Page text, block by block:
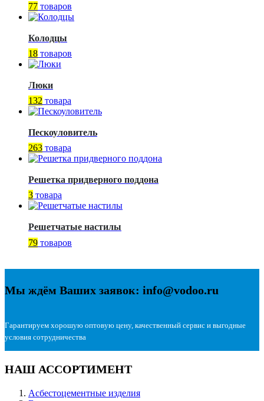
77 товаров
Колодцы
18 товаров
Люки
132 товара
Пескоуловитель
263 товара
Решетка придверного поддона
3 товара
Решетчатые настилы
79 товаров
Мы ждём Ваших заявок: info@vodoo.ru
Гарантируем хорошую оптовую цену, качественный сервис и выгодные
условия сотрудничества
НАШ АССОРТИМЕНТ
Асбестоцементные изделия